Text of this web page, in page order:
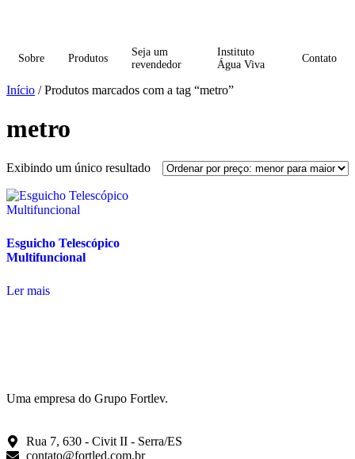
Sobre Produtos
Seja um
revendedor
Instituto
Água Viva
Contato
Início / Produtos marcados com a tag “metro”
metro
Exibindo um único resultado
Esguicho Telescópico
Multifuncional
Ler mais
Uma empresa do Grupo Fortlev.
Rua 7, 630 - Civit II - Serra/ES
contato@fortled.com.br